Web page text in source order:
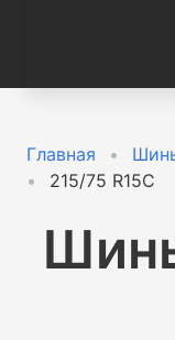
Главная
215/75 R15C